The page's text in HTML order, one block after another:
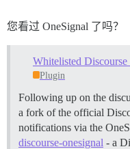
您看过 OneSignal 了吗？
Plugin
Following up on the
a fork of the official
notifications via the
discourse-onesignal - a